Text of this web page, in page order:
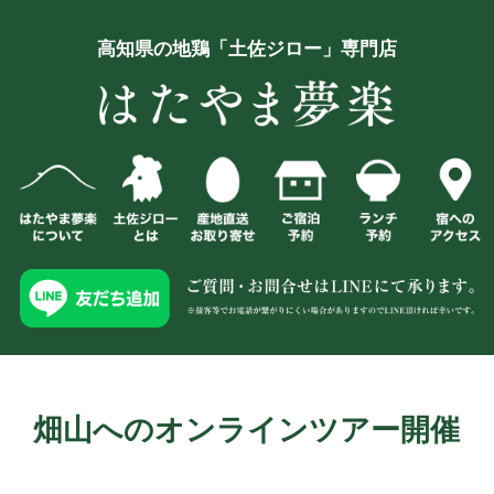
高知県の地鶏「土佐ジロー」専門店
畑山へのオンラインツアー開催